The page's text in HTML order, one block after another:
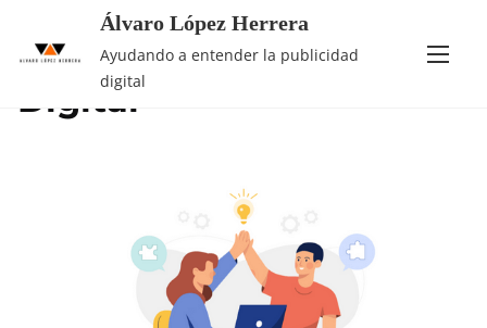
Álvaro López Herrera
Ayudando a entender la publicidad
digital
Categoría:Marketing
Digital